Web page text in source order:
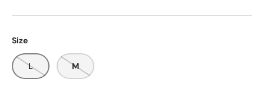
Size
L M